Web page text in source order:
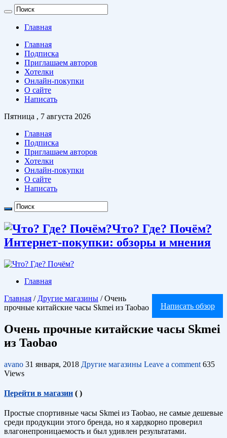
Главная
Главная
Подписка
Приглашаем авторов
Хотелки
Онлайн-покупки
О сайте
Написать
Пятница , 7 августа 2026
Главная
Подписка
Приглашаем авторов
Хотелки
Онлайн-покупки
О сайте
Написать
Что? Где? Почём?
Интернет-покупки: обзоры и мнения
Главная
Написать обзор
Главная / Другие магазины / Очень
прочные китайские часы Skmei из Taobao
Очень прочные китайские часы Skmei
из Taobao
avano 31 января, 2018 Другие магазины Leave a comment 635
Views
Перейти в магазин ( )
Простые спортивные часы Skmei из Taobao, не самые дешевые
среди продукции этого бренда, но я хардкорно проверил
влагонепроницаемость и был удивлен результатами.